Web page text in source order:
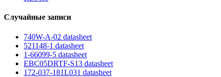
Случайные записи
740W-A-02 datasheet
521148-1 datasheet
1-66099-5 datasheet
EBC05DRTF-S13 datasheet
172-037-181L031 datasheet